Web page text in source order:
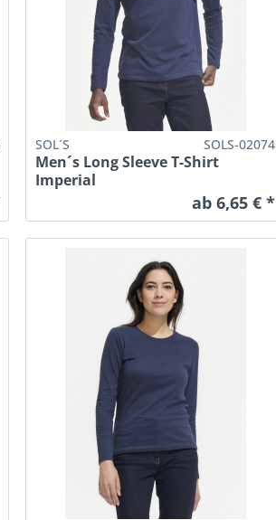
SOL´S SOLS-02074
Men´s Long Sleeve T-Shirt
Imperial
ab 6,65 € *